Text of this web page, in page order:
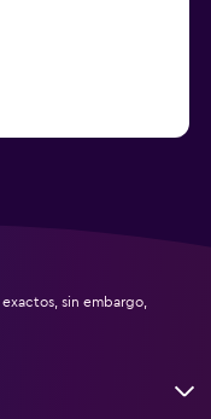
sin embargo,